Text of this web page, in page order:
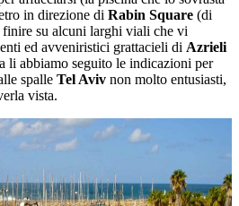
in direzione di Rabin Square (di
su alcuni larghi viali che vi
ed avveniristici grattacieli di Azrieli
li abbiamo seguito le indicazioni per
spalle Tel Aviv non molto entusiasti,
vista.